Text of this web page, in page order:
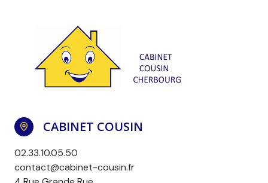
CABINET COUSIN
02.33.10.05.50
contact@cabinet-cousin.fr